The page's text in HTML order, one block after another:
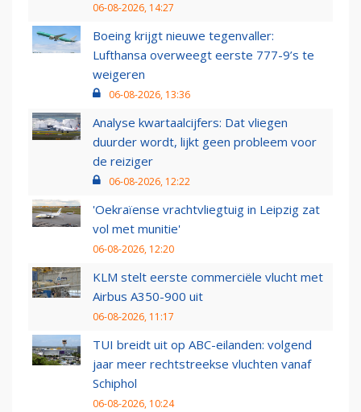
06-08-2026, 14:27
Boeing krijgt nieuwe tegenvaller:
Lufthansa overweegt eerste 777-9’s te
weigeren
06-08-2026, 13:36
Analyse kwartaalcijfers: Dat vliegen
duurder wordt, lijkt geen probleem voor
de reiziger
06-08-2026, 12:22
'Oekraïense vrachtvliegtuig in Leipzig zat
vol met munitie'
06-08-2026, 12:20
KLM stelt eerste commerciële vlucht met
Airbus A350-900 uit
06-08-2026, 11:17
TUI breidt uit op ABC-eilanden: volgend
jaar meer rechtstreekse vluchten vanaf
Schiphol
06-08-2026, 10:24